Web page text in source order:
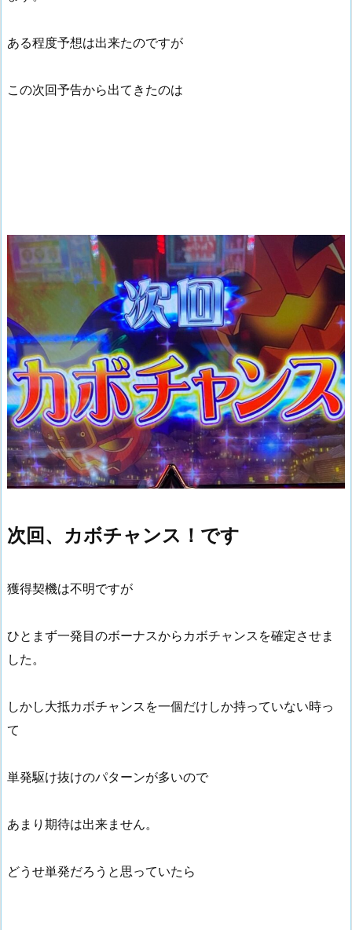
ある程度予想は出来たのですが
この次回予告から出てきたのは
次回、カボチャンス！です
獲得契機は不明ですが
ひとまず一発目のボーナスからカボチャンスを確定させま
した。
しかし大抵カボチャンスを一個だけしか持っていない時っ
て
単発駆け抜けのパターンが多いので
あまり期待は出来ません。
どうせ単発だろうと思っていたら